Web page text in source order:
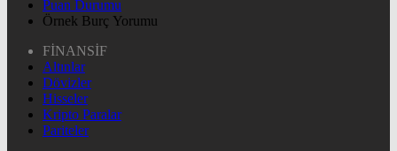
Puan Durumu
Örnek Burç Yorumu
FİNANSİF
Altınlar
Dövizler
Hisseler
Kripto Paralar
Pariteler